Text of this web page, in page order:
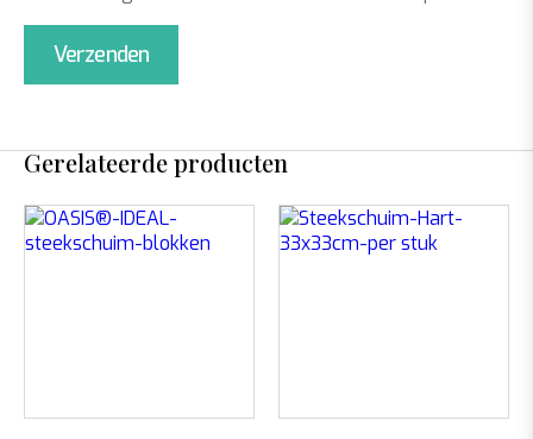
Gerelateerde producten